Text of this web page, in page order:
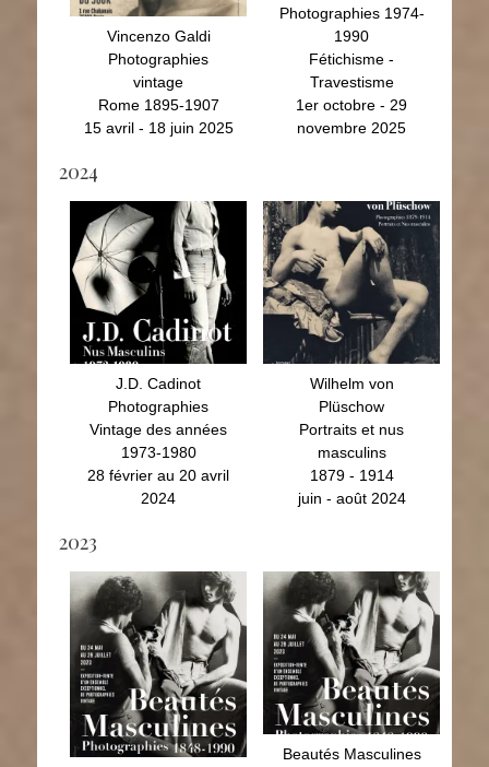
Vincenzo Galdi
Photographies
vintage
Rome 1895-1907
15 avril - 18 juin 2025
Photographies 1974-
1990
Fétichisme -
Travestisme
1er octobre - 29
novembre 2025
2024
J.D. Cadinot
Photographies
Vintage des années
1973-1980
28 février au 20 avril
2024
J.D. Cadinot
Photographies
Vintage des années
1973-1980
28 février au 20 avril
2024
Wilhelm von
Plüschow
Portraits et nus
masculins
1879 - 1914
juin - août 2024
Wilhelm von
Plüschow
Portraits et nus
masculins
1879 - 1914
juin - août 2024
2023
Beautés Masculines
Photographies 1848 -
1990
24 mai - 29 juillet
2023
Beautés Masculines
Beautés Masculines
Nouvelles
photographies 1848-
1990
11 octobre - 16
décembre 2023